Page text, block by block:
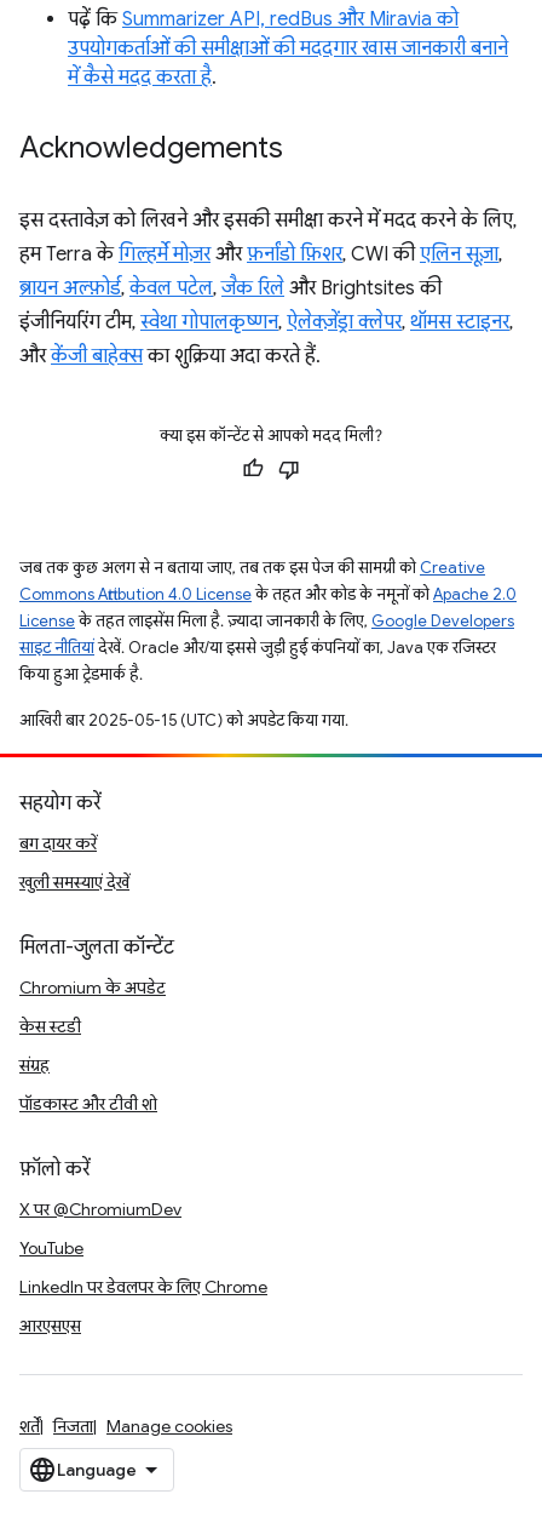
पढ़ें किSummarizer API, redBus और Miravia को
उपयोगकर्ताओं की समीक्षाओं की मददगार खास जानकारी बनाने
में कैसे मदद करता है.
Acknowledgements
इस दस्तावेज़ को लिखने और इसकी समीक्षा करने में मदद करने के लिए,
हम Terra केगिल्हर्मे मोज़रऔरफ़र्नांडो फ़िशर, CWI कीएलिन सूज़ा,
ब्रायन अल्फ़ोर्ड,केवल पटेल,जैक रिले और Brightsites की
इंजीनियरिंग टीम, स्वेथा गोपालकृष्णन, ऐलेक्ज़ेंड्रा क्लेपर, थॉमस स्टाइनर,
औरकेंजी बाहेक्सका शुक्रिया अदा करते हैं.
क्या इस कॉन्टेंट से आपको मदद मिली?
जब तक कुछ अलग से न बताया जाए, तब तक इस पेज की सामग्री कोCreative
Commons Attribution 4.0 Licenseके तहत और कोड के नमूनों कोApache 2.0
Licenseके तहत लाइसेंस मिला है. ज़्यादा जानकारी के लिए, Google Developers
साइट नीतियांदेखें. Oracle और/या इससे जुड़ी हुई कंपनियों का, Java एक रजिस्टर
किया हुआ ट्रेडमार्क है.
आखिरी बार 2025-05-15 (UTC) को अपडेट किया गया.
सहयोग करें
बग दायर करें
खुली समस्याएं देखें
मिलता-जुलता कॉन्टेंट
Chromium के अपडेट
केस स्टडी
संग्रह
पॉडकास्ट और टीवी शो
फ़ॉलो करें
X पर @ChromiumDev
YouTube
LinkedIn पर डेवलपर के लिए Chrome
आरएसएस
शर्तें निजता Manage cookies